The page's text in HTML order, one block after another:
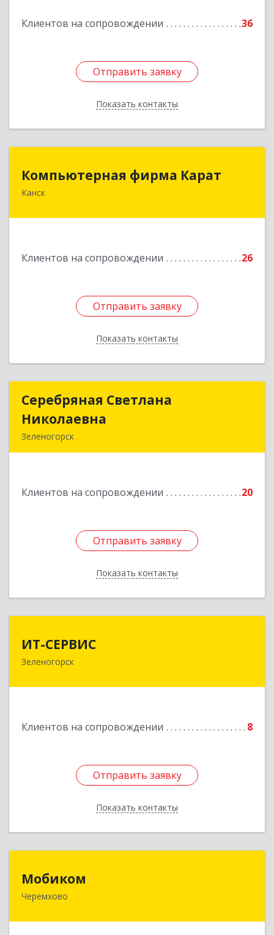
Клиентов на сопровождении 36
Отправить заявку
Показать контакты
Отправить заявку
Назад
Компьютерная фирма Карат
Канск
Клиентов на сопровождении 26
Отправить заявку
Показать контакты
Компьютерная фирма Карат
Отправить заявку
Назад
Серебряная Светлана
Николаевна
Зеленогорск
Клиентов на сопровождении 20
Отправить заявку
Показать контакты
Серебряная Светлана
Подробнее
Отправить заявку
Назад
ИТ-СЕРВИС
Зеленогорск
Клиентов на сопровождении 8
Отправить заявку
Показать контакты
663690, Красноярский край, Зеленогорск г,
Отправить заявку
Назад
Мобиком
Черемхово